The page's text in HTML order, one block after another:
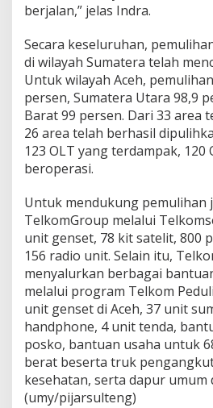
berjalan,” jelas Indra.
Secara keseluruhan,
di wilayah Sumatera telah
Untuk wilayah Aceh,
persen, Sumatera Utara 98,9
Barat 99 persen. Dari 33 area
26 area telah berhasil
123 OLT yang terdampak, 120
beroperasi.
Untuk mendukung pemulihan
TelkomGroup melalui
unit genset, 78 kit satelit, 800
156 radio unit. Selain itu,
menyalurkan berbagai
melalui program Telkom
unit genset di Aceh, 37 unit
handphone, 4 unit tenda,
posko, bantuan usaha untuk
berat beserta truk
kesehatan, serta dapur umum
(umy/pijarsulteng)